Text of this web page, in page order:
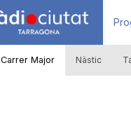
R
à
Carrer Major Nàstic